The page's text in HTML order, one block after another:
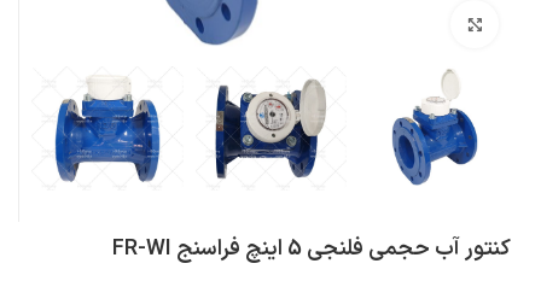
کنتور آب حجمی فلنجی 5 اینچ فراسنج FR-WI